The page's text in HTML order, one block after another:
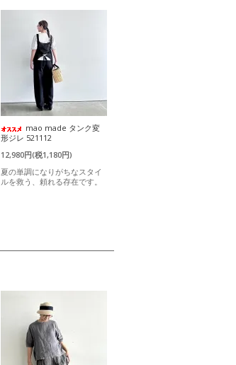
mao made タンク変
形ジレ 521112
12,980円(税1,180円)
夏の単調になりがちなスタイ
ルを救う、頼れる存在です。